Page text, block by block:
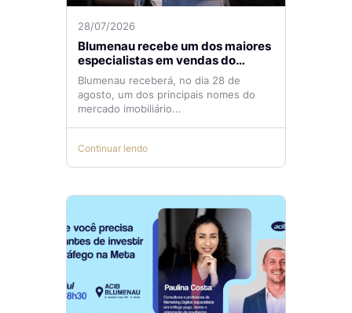
28/07/2026
Blumenau recebe um dos maiores
especialistas em vendas do
mercado imobiliário
Blumenau receberá, no dia 28 de
agosto, um dos principais nomes do
mercado imobiliário...
Continuar lendo